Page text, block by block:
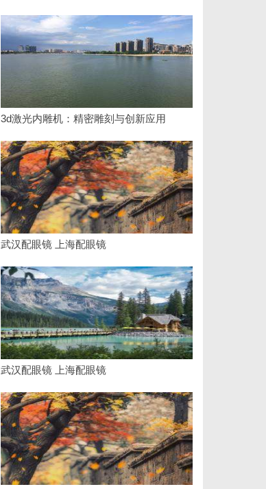
3d激光内雕机：精密雕刻与创新应用
武汉配眼镜 上海配眼镜
武汉配眼镜 上海配眼镜